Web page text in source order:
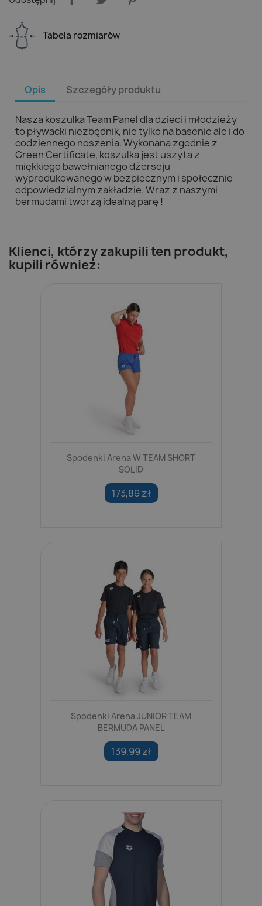
Tabela rozmiarów
Opis Szczegóły produktu
Nasza koszulka Team Panel dla dzieci i młodzieży
to pływacki niezbędnik, nie tylko na basenie ale i do
codziennego noszenia. Wykonana zgodnie z
Green Certificate, koszulka jest uszyta z
miękkiego bawełnianego dżerseju
wyprodukowanego w bezpiecznym i społecznie
odpowiedzialnym zakładzie. Wraz z naszymi
bermudami tworzą idealną parę !
Klienci, którzy zakupili ten produkt,
kupili również:
Spodenki Arena W TEAM SHORT
SOLID
173,89 zł
Spodenki Arena JUNIOR TEAM
BERMUDA PANEL
139,99 zł